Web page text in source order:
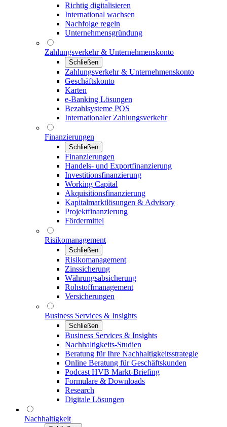
Richtig digitalisieren
International wachsen
Nachfolge regeln
Unternehmensgründung
Zahlungsverkehr & Unternehmenskonto
Schließen
Zahlungsverkehr & Unternehmenskonto
Geschäftskonto
Karten
e-Banking Lösungen
Bezahlsysteme POS
Internationaler Zahlungsverkehr
Finanzierungen
Schließen
Finanzierungen
Handels- und Exportfinanzierung
Investitionsfinanzierung
Working Capital
Akquisitionsfinanzierung
Kapitalmarktlösungen & Advisory
Projektfinanzierung
Fördermittel
Risikomanagement
Schließen
Risikomanagement
Zinssicherung
Währungsabsicherung
Rohstoffmanagement
Versicherungen
Business Services & Insights
Schließen
Business Services & Insights
Nachhaltigkeits-Studien
Beratung für Ihre Nachhaltigkeitsstrategie
Online Beratung für Geschäftskunden
Podcast HVB Markt-Briefing
Formulare & Downloads
Research
Digitale Lösungen
Nachhaltigkeit